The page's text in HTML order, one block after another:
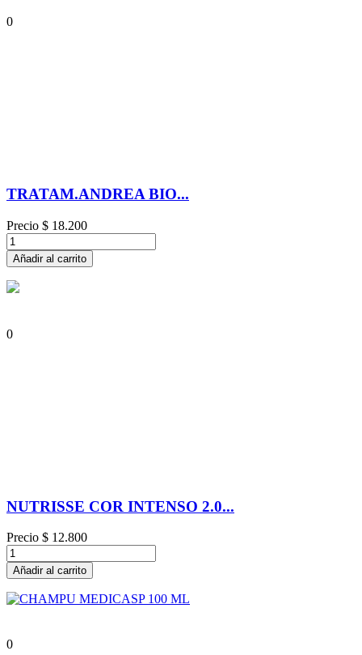
0
TRATAM.ANDREA BIO...
Precio $ 18.200
Añadir al carrito
0
NUTRISSE COR INTENSO 2.0...
Precio $ 12.800
Añadir al carrito
0